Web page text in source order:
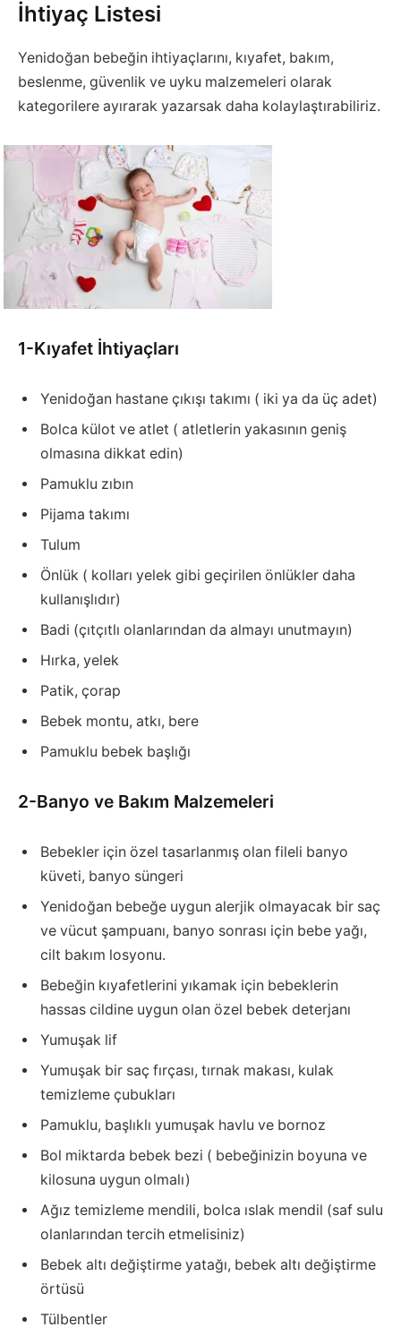
İhtiyaç Listesi
Yenidoğan bebeğin ihtiyaçlarını, kıyafet, bakım,
beslenme, güvenlik ve uyku malzemeleri olarak
kategorilere ayırarak yazarsak daha kolaylaştırabiliriz.
1-Kıyafet İhtiyaçları
Yenidoğan hastane çıkışı takımı ( iki ya da üç adet)
Bolca külot ve atlet ( atletlerin yakasının geniş
olmasına dikkat edin)
Pamuklu zıbın
Pijama takımı
Tulum
Önlük ( kolları yelek gibi geçirilen önlükler daha
kullanışlıdır)
Badi (çıtçıtlı olanlarından da almayı unutmayın)
Hırka, yelek
Patik, çorap
Bebek montu, atkı, bere
Pamuklu bebek başlığı
2-Banyo ve Bakım Malzemeleri
Bebekler için özel tasarlanmış olan fileli banyo
küveti, banyo süngeri
Yenidoğan bebeğe uygun alerjik olmayacak bir saç
ve vücut şampuanı, banyo sonrası için bebe yağı,
cilt bakım losyonu.
Bebeğin kıyafetlerini yıkamak için bebeklerin
hassas cildine uygun olan özel bebek deterjanı
Yumuşak lif
Yumuşak bir saç fırçası, tırnak makası, kulak
temizleme çubukları
Pamuklu, başlıklı yumuşak havlu ve bornoz
Bol miktarda bebek bezi ( bebeğinizin boyuna ve
kilosuna uygun olmalı)
Ağız temizleme mendili, bolca ıslak mendil (saf sulu
olanlarından tercih etmelisiniz)
Bebek altı değiştirme yatağı, bebek altı değiştirme
örtüsü
Tülbentler